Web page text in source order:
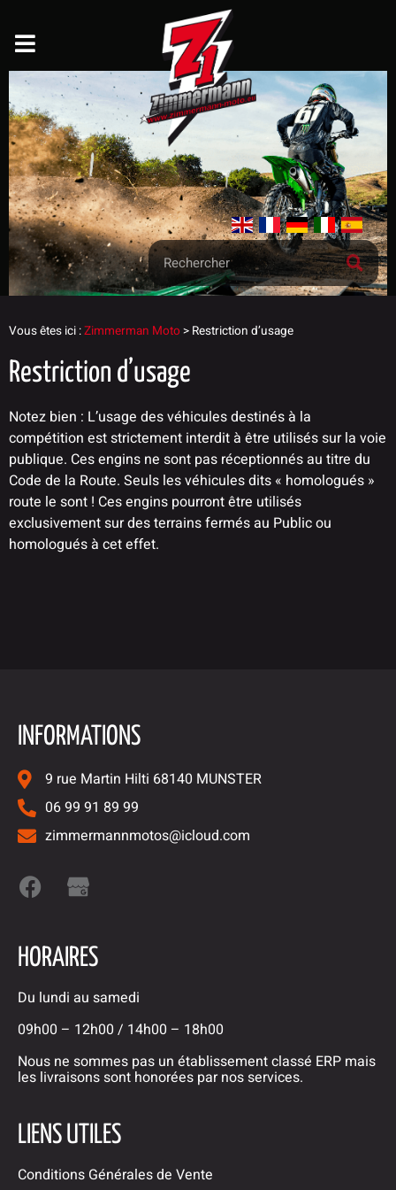
Vous êtes ici :Zimmerman Moto> Restriction d’usage
Restriction d’usage
Notez bien : L’usage des véhicules destinés à la
compétition est strictement interdit à être utilisés sur la voie
publique. Ces engins ne sont pas réceptionnés au titre du
Code de la Route. Seuls les véhicules dits « homologués »
route le sont ! Ces engins pourront être utilisés
exclusivement sur des terrains fermés au Public ou
homologués à cet effet.
INFORMATIONS
9 rue Martin Hilti 68140 MUNSTER
06 99 91 89 99
zimmermannmotos@icloud.com
HORAIRES
Du lundi au samedi
09h00 – 12h00 / 14h00 – 18h00
Nous ne sommes pas un établissement classé ERP mais
les livraisons sont honorées par nos services.
LIENS UTILES
Conditions Générales de Vente